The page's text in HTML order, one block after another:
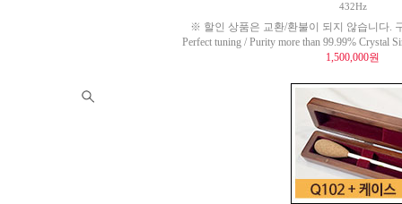
432Hz
※ 할인 상품은 교환/환불이 되지 않습니다.
Perfect tuning / Purity more than 99.99% Crystal
1,500,000원